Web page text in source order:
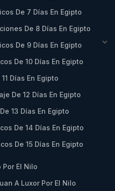
De 7 Días En Egipto
De 8 Días En Egipto
De 9 Días En Egipto
De 10 Días En Egipto
Días En Egipto
De 12 Días En Egipto
13 Días En Egipto
De 14 Días En Egipto
De 15 Días En Egipto
Por El Nilo
A Luxor Por El Nilo